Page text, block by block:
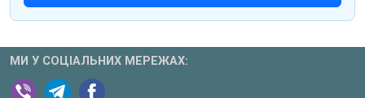
МИ У СОЦІАЛЬНИХ МЕРЕЖАХ: